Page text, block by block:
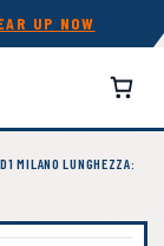
UP NOW
MILANO LUNGHEZZA: